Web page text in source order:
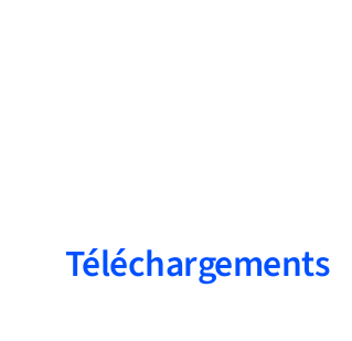
Téléchargements